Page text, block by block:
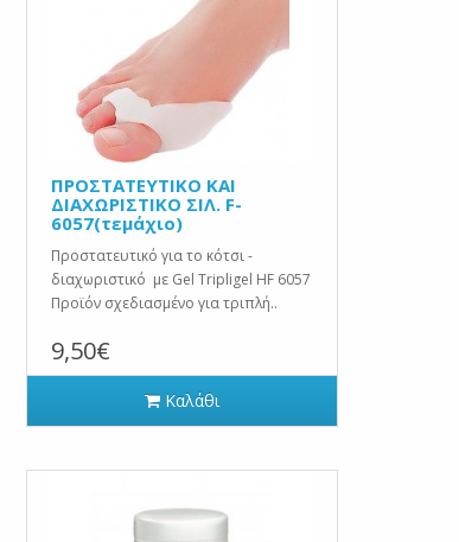
ΠΡΟΣΤΑΤΕΥΤΙΚΟ ΚΑΙ
ΔΙΑΧΩΡΙΣΤΙΚΟ ΣΙΛ. F-
6057(τεμάχιο)
Προστατευτικό για το κότσι -
διαχωριστικό με Gel Tripligel HF 6057
Προϊόν σχεδιασμένο για τριπλή..
9,50€
Καλάθι